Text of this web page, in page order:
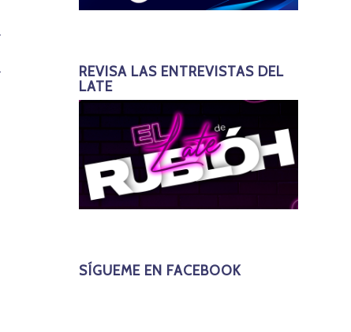
REVISA LAS ENTREVISTAS DEL
LATE
SÍGUEME EN FACEBOOK